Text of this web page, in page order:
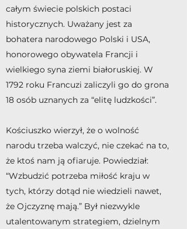
całym świecie polskich postaci
historycznych. Uważany jest za
bohatera narodowego Polski i USA,
honorowego obywatela Francji i
wielkiego syna ziemi białoruskiej. W
1792 roku Francuzi zaliczyli go do grona
18 osób uznanych za “elitę ludzkości”.
Kościuszko wierzył, że o wolność
narodu trzeba walczyć, nie czekać na to,
że ktoś nam ją ofiaruje. Powiedział:
“Wzbudzić potrzeba miłość kraju w
tych, którzy dotąd nie wiedzieli nawet,
że Ojczyznę mają.” Był niezwykle
utalentowanym strategiem, dzielnym